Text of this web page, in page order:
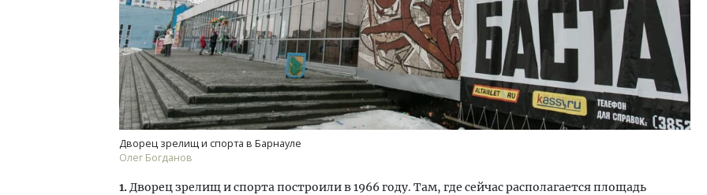
Дворец зрелищ и спорта в Барнауле
Олег Богданов
1.Дворец зрелищ и спорта построили в 1966 году. Там, где сейчас располагается площадь
Ищем новые берега. Гендиректор
«Жилищной инициативы» Юрий
Гатилов — о том, как девелоперу
оставаться на плаву, когда рынок
штормит
СТРОИТЕЛЬСТВО
Смелость архитектурных идей.
Генеральный директор компании
ЗИАС — об эстетике городов,
трендах в фасадах и развитии рынка
СТРОИТЕЛЬСТВО
Архитектурный код
земли. Мощение
плитами становится
стандартом
СТРОИТЕЛЬСТВО